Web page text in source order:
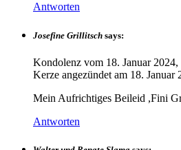
Antworten
Josefine Grillitsch says:
Kondolenz vom 18. Januar
Kerze angezündet am 18. Januar
Mein Aufrichtiges Beileid ,Fini
Antworten